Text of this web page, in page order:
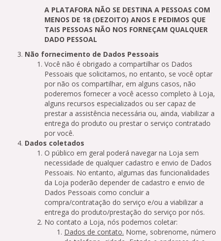
A PLATAFORA NÃO SE DESTINA A PESSOAS COM
MENOS DE 18 (DEZOITO) ANOS E PEDIMOS QUE
TAIS PESSOAS NÃO NOS FORNEÇAM QUALQUER
DADO PESSOAL
Não fornecimento de Dados Pessoais
Você não é obrigado a compartilhar os Dados
Pessoais que solicitamos, no entanto, se você optar
por não os compartilhar, em alguns casos, não
poderemos fornecer a você acesso completo à Loja,
alguns recursos especializados ou ser capaz de
prestar a assistência necessária ou, ainda, viabilizar a
entrega do produto ou prestar o serviço contratado
por você.
Dados coletados
O público em geral poderá navegar na Loja sem
necessidade de qualquer cadastro e envio de Dados
Pessoais. No entanto, algumas das funcionalidades
da Loja poderão depender de cadastro e envio de
Dados Pessoais como concluir a
compra/contratação do serviço e/ou a viabilizar a
entrega do produto/prestação do serviço por nós.
No contato a Loja, nós podemos coletar:
Dados de contato. Nome, sobrenome, número